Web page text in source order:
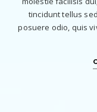
tincidunt tellus
posuere odio, quis